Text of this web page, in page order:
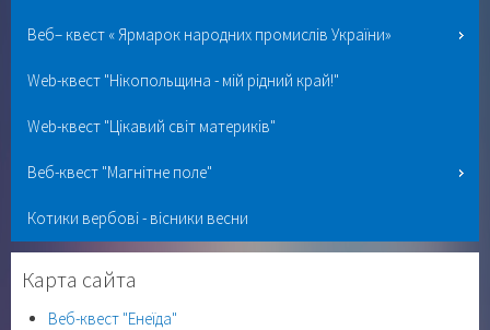
Веб– квест « Ярмарок народних промислів України»
Web-квест "Нікопольщина - мій рідний край!"
Web-квест "Цікавий світ материків"
Веб-квест "Магнітне поле"
Котики вербові - вісники весни
Карта сайта
Веб-квест "Енеїда"